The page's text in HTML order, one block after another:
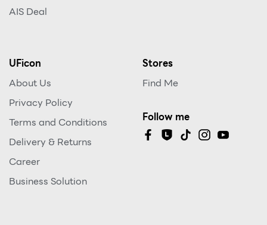
AIS Deal
UFicon
About Us
Privacy Policy
Terms and Conditions
Delivery & Returns
Career
Business Solution
Stores
Find Me
Follow me